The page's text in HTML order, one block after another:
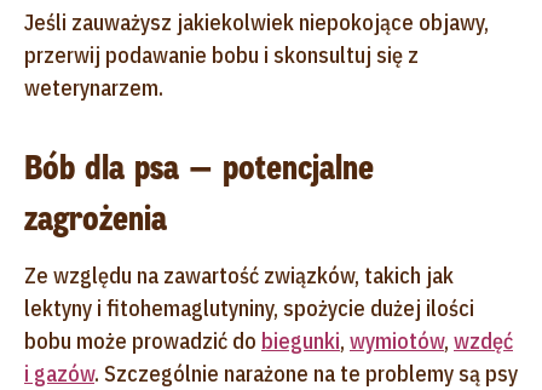
Jeśli zauważysz jakiekolwiek niepokojące objawy,
przerwij podawanie bobu i skonsultuj się z
weterynarzem.
Bób dla psa — potencjalne
zagrożenia
Ze względu na zawartość związków, takich jak
lektyny i fitohemaglutyniny, spożycie dużej ilości
bobu może prowadzić do biegunki, wymiotów, wzdęć
i gazów. Szczególnie narażone na te problemy są psy